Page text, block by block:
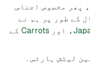
راستہ ہوگا: Industry = Vegetables، Class = Raw Agricultural Commodity، پھر مخصوص اجناس
، اور Carrots کے